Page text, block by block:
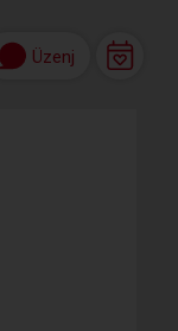
Üzenj